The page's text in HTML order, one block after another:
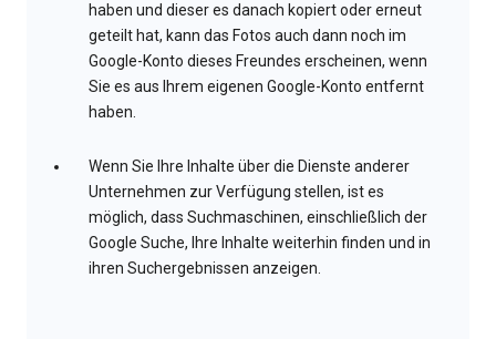
haben und dieser es danach kopiert oder erneut
geteilt hat, kann das Fotos auch dann noch im
Google-Konto dieses Freundes erscheinen, wenn
Sie es aus Ihrem eigenen Google-Konto entfernt
haben.
Wenn Sie Ihre Inhalte über die Dienste anderer
Unternehmen zur Verfügung stellen, ist es
möglich, dass Suchmaschinen, einschließlich der
Google Suche, Ihre Inhalte weiterhin finden und in
ihren Suchergebnissen anzeigen.